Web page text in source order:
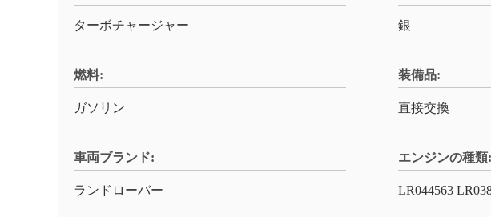
ターボチャージャー 銀
燃料:
ガソリン
装備品:
直接交換
車両ブランド:
ランドローバー
エンジンの種類:
LR044563